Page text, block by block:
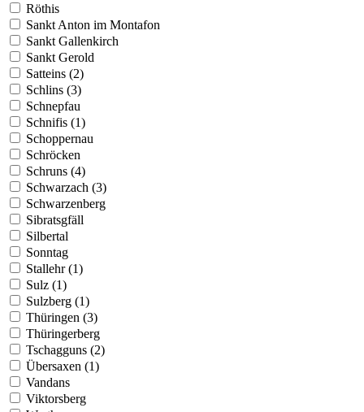
Röthis
Sankt Anton im Montafon
Sankt Gallenkirch
Sankt Gerold
Satteins (2)
Schlins (3)
Schnepfau
Schnifis (1)
Schoppernau
Schröcken
Schruns (4)
Schwarzach (3)
Schwarzenberg
Sibratsgfäll
Silbertal
Sonntag
Stallehr (1)
Sulz (1)
Sulzberg (1)
Thüringen (3)
Thüringerberg
Tschagguns (2)
Übersaxen (1)
Vandans
Viktorsberg